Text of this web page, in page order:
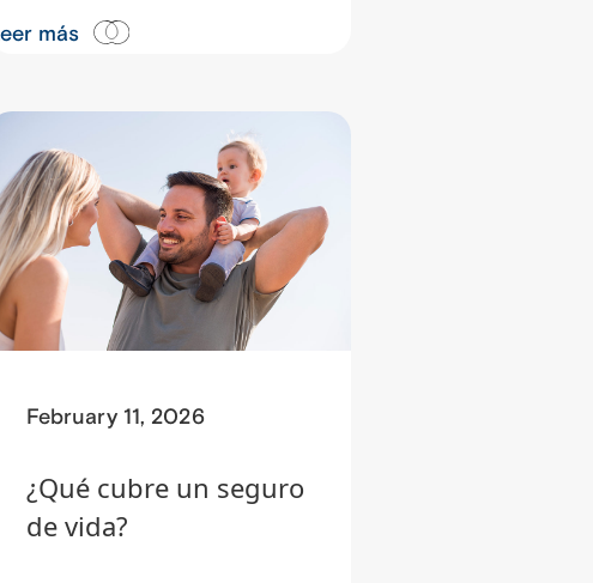
más
February 11, 2026
¿Qué cubre un seguro
de vida?